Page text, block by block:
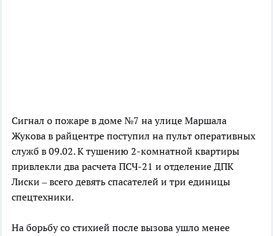
Сигнал о пожаре в доме №7 на улице Маршала
Жукова в райцентре поступил на пульт оперативных
служб в 09.02. К тушению 2-комнатной квартиры
привлекли два расчета ПСЧ-21 и отделение ДПК
Лиски – всего девять спасателей и три единицы
спецтехники.
На борьбу со стихией после вызова ушло менее